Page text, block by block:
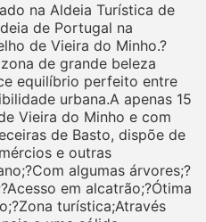
na Aldeia Turística de
de Portugal na
de Vieira do Minho.?
de grande beleza
equilíbrio perfeito entre
urbana.A apenas 15
Vieira do Minho e com
de Basto, dispõe de
e outras
algumas árvores;?
em alcatrão;?Ótima
turística;Através